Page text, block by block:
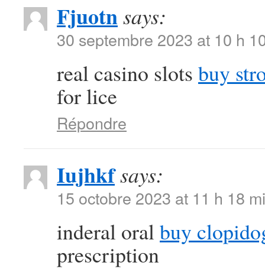
Fjuotnsays:
30 septembre 2023 at 10 h
real casino slots buy
for lice
Répondre
Iujhkfsays:
15 octobre 2023 at 11 h 18
inderal oralbuy
prescription